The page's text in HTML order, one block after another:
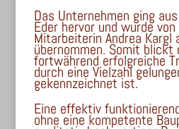
Das Unternehmen ging
Eder hervor und wurde
Mitarbeiterin Andrea Kargl
übernommen. Somit blickt
fortwährend erfolgreiche
durch eine Vielzahl
gekennzeichnet ist.
Eine effektiv
ohne eine kompetente